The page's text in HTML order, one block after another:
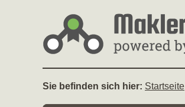
Sie befinden sich hier: Startseite